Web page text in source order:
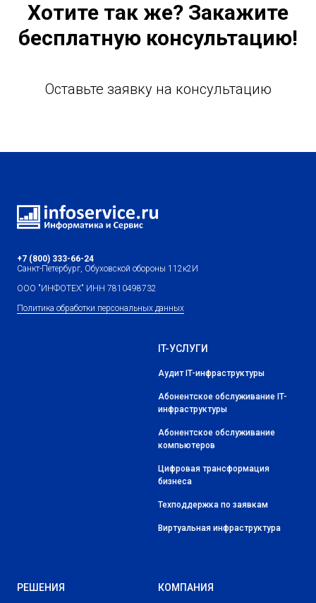
Хотите так же? Закажите
бесплатную консультацию!
Оставьте заявку на консультацию
+7 (800) 333-66-24
Санкт-Петербург, Обуховской обороны 112к2И
ООО "ИНФОТЕХ" ИНН 7810498732
Политика обработки персональных данных
IT-УСЛУГИ
Аудит IT-инфраструктуры
Абонентское обслуживание IT-
инфраструктуры
Абонентское обслуживание
компьютеров
Цифровая трансформация
бизнеса
Техподдержка по заявкам
Виртуальная инфраструктура
РЕШЕНИЯ КОМПАНИЯ